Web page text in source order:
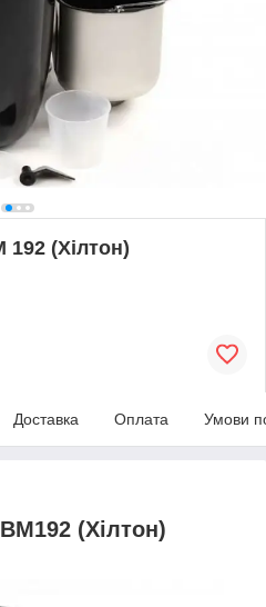
192 (Хілтон)
Доставка Оплата Умови
(Хілтон)